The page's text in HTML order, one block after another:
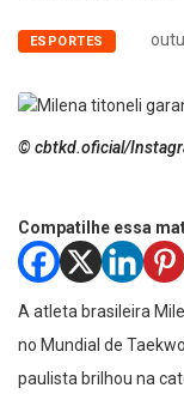
ESPORTES
© cbtkd.oficial/
Compatilhe essa
A atleta brasileira
no Mundial de
paulista brilhou na